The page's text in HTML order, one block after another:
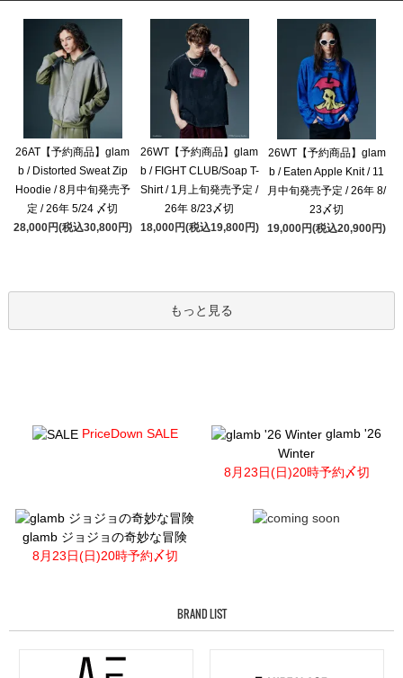
26AT【予約商品】glam
b / Distorted Sweat Zip
Hoodie / 8月中旬発売予
定 / 26年 5/24 〆切
28,000円(税込30,800円)
26WT【予約商品】glam
b / FIGHT CLUB/Soap T-
Shirt / 1月上旬発売予定 /
26年 8/23〆切
18,000円(税込19,800円)
26WT【予約商品】glam
b / Eaten Apple Knit / 11
月中旬発売予定 / 26年 8/
23〆切
19,000円(税込20,900円)
もっと見る
PriceDown SALE
glamb '26
Winter
8月23日(日)20時予約〆切
glamb ジョジョの奇妙な冒険
8月23日(日)20時予約〆切
BRAND LIST